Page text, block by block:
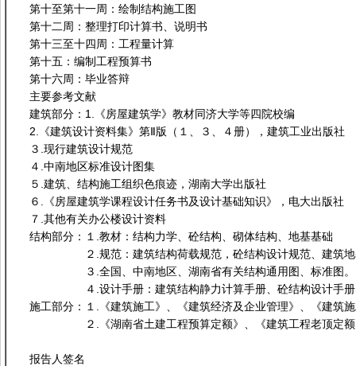
第十至第十一周：绘制结构施工图
第十二周：整理打印计算书、说明书
第十三至十四周：工程量计算
第十五：编制工程预算书
第十六周：毕业答辩
主要参考文献
建筑部分：1.《房屋建筑学》教材同济大学等四院校编
2.《建筑设计资料集》第Ⅱ版（１、３、４册），建筑工业出版社
３.现行建筑设计规范
４.中南地区标准设计图集
５.建筑、结构施工组织色痕迹，湖南大学出版社
６.《房屋建筑学课程设计任务书及设计基础知识》，电大出版社
７.其他有关办公楼设计资料
结构部分：１.教材：结构力学、砼结构、砌体结构、地基基础
２.规范：建筑结构荷载规范，砼结构设计规范、建筑地基
３.全国、中南地区、湖南省有关结构通用图、标准图。
４.设计手册：建筑结构静力计算手册、砼结构设计手册、
施工部分：１.《建筑施工》、《建筑经济及企业管理》、《建筑
２.《湖南省土建工程预算定额》、《建筑工程老顶定额
报告人签名